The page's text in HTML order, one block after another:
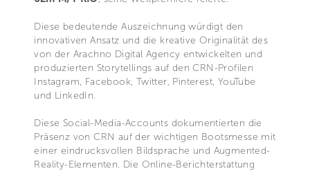
Diese bedeutende Auszeichnung würdigt den
innovativen Ansatz und die kreative Originalität des
von der Arachno Digital Agency entwickelten und
produzierten Storytellings auf den CRN-Profilen
Instagram, Facebook, Twitter, Pinterest, YouTube
und LinkedIn.
Diese Social-Media-Accounts dokumentierten die
Präsenz von CRN auf der wichtigen Bootsmesse mit
einer eindrucksvollen Bildsprache und Augmented-
Reality-Elementen. Die Online-Berichterstattung